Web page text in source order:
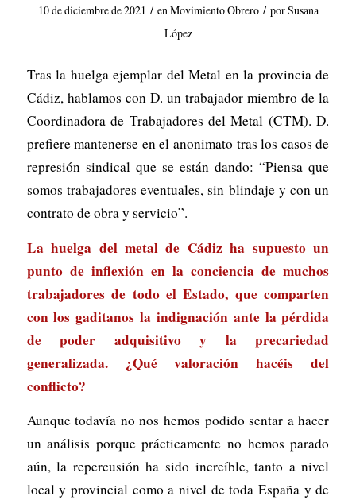
10 de diciembre de 2021 / enMovimiento Obrero / porSusana
López
Tras la huelga ejemplar del Metal en la provincia de
Cádiz, hablamos con D. un trabajador miembro de la
Coordinadora de Trabajadores del Metal (CTM). D.
prefiere mantenerse en el anonimato tras los casos de
represión sindical que se están dando: “Piensa que
somos trabajadores eventuales, sin blindaje y con un
contrato de obra y servicio”.
La huelga del metal de Cádiz ha supuesto un
punto de inflexión en la conciencia de muchos
trabajadores de todo el Estado, que comparten
con los gaditanos la indignación ante la pérdida
de poder adquisitivo y la precariedad
generalizada. ¿Qué valoración hacéis del
conflicto?
Aunque todavía no nos hemos podido sentar a hacer
un análisis porque prácticamente no hemos parado
aún, la repercusión ha sido increíble, tanto a nivel
local y provincial como a nivel de toda España y de